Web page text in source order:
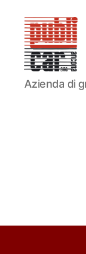
PUBLICAR
ADESIVI
Azienda di